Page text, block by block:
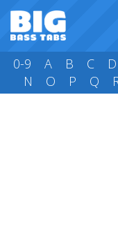
0-9 A B C D
N
O P Q